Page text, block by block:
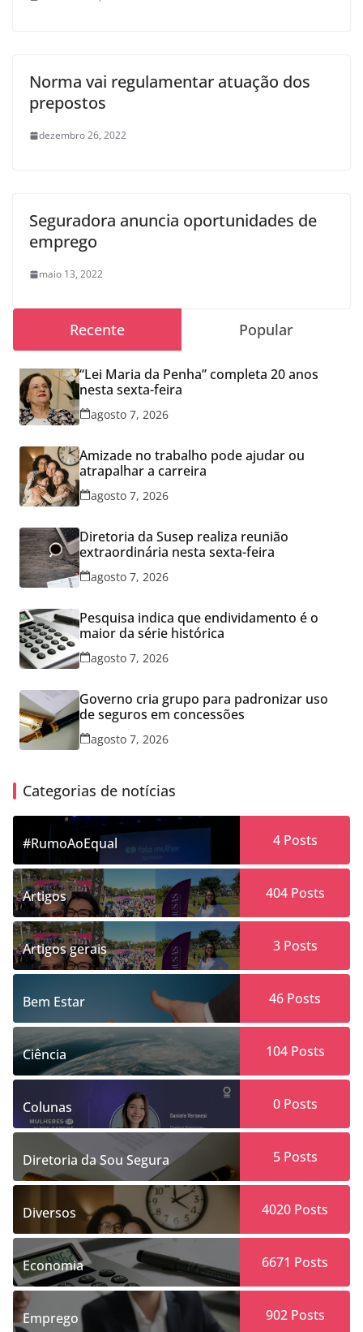
Norma vai regulamentar atuação dos
prepostos
dezembro 26, 2022
Seguradora anuncia oportunidades de
emprego
maio 13, 2022
Recente Popular
“Lei Maria da Penha” completa 20 anos
nesta sexta-feira
agosto 7, 2026
Amizade no trabalho pode ajudar ou
atrapalhar a carreira
agosto 7, 2026
Diretoria da Susep realiza reunião
extraordinária nesta sexta-feira
agosto 7, 2026
Pesquisa indica que endividamento é o
maior da série histórica
agosto 7, 2026
Governo cria grupo para padronizar uso
de seguros em concessões
agosto 7, 2026
Categorias de notícias
#RumoAoEqual 4Posts
Artigos 404Posts
Artigos gerais 3Posts
Bem Estar 46 Posts
Ciência 104Posts
Colunas 0Posts
Diretoria da Sou Segura 5Posts
Diversos 4020 Posts
Economia 6671 Posts
Emprego 902Posts